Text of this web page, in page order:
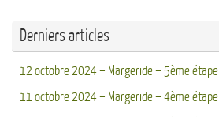
Derniers articles
12 octobre 2024 – Margeride – 5ème étape
11 octobre 2024 – Margeride – 4ème étape